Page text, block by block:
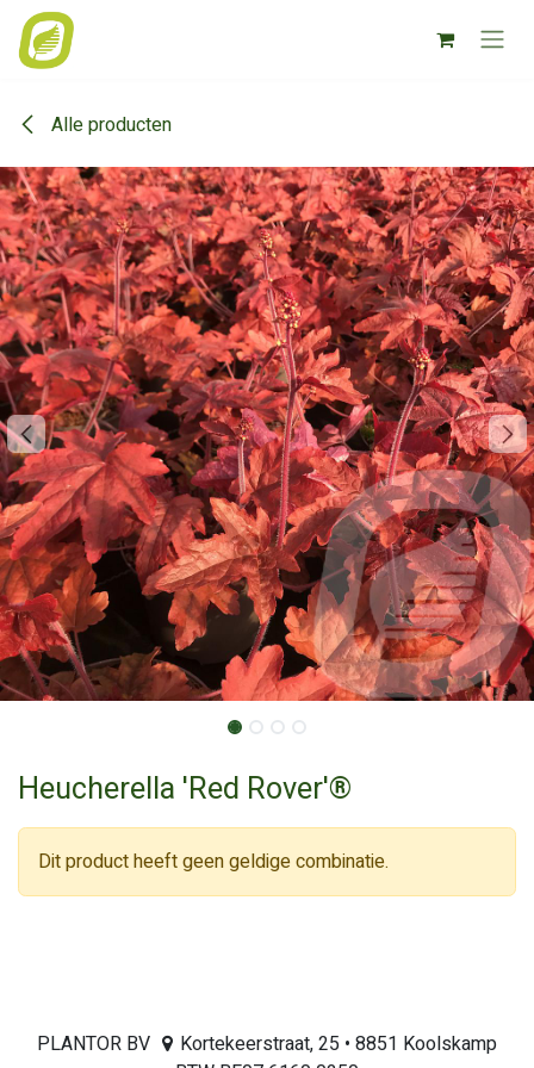
Overslaan naar inhoud
Alle producten
Heucherella 'Red Rover'®
Dit product heeft geen geldige combinatie.
PLANTOR BV
Kortekeerstraat, 25 • 8851 Koolskamp